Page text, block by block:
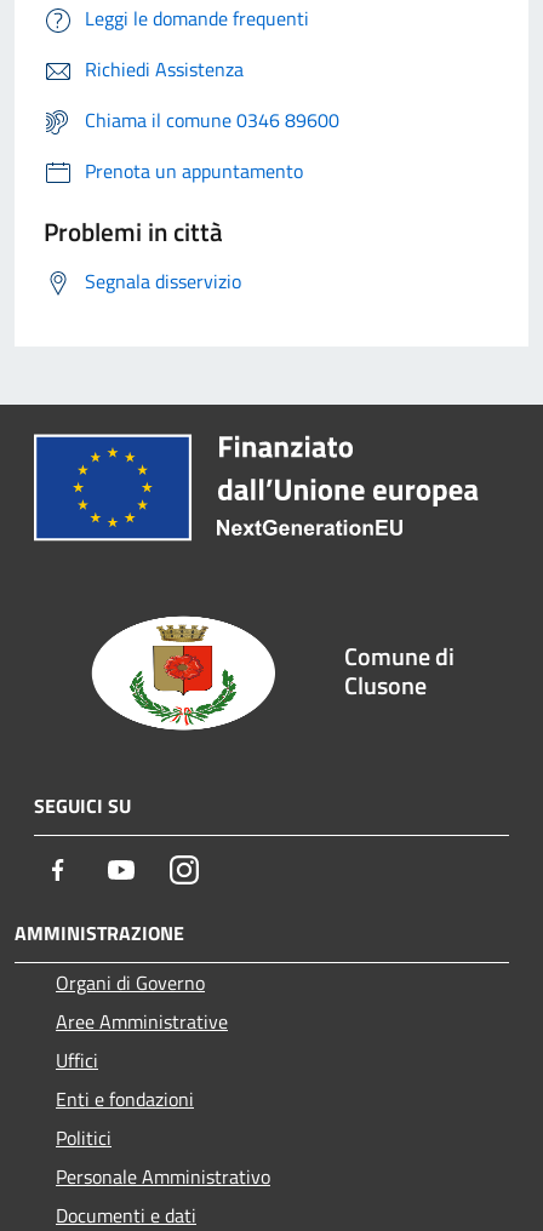
Leggi le domande frequenti
Richiedi Assistenza
Chiama il comune 0346 89600
Prenota un appuntamento
Problemi in città
Segnala disservizio
Comune di
Clusone
SEGUICI SU
Facebook YoutubeInstagram
AMMINISTRAZIONE
Organi di Governo
Aree Amministrative
Uffici
Enti e fondazioni
Politici
Personale Amministrativo
Documenti e dati